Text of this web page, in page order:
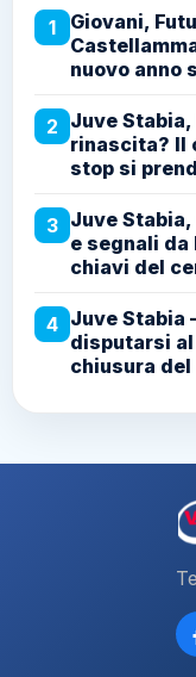
1
Giovani,
nuovo anno
2 Juve
rinascita? Il
stop si
3 Juve
e segnali
chiavi del
4 Juve Stabia
disputarsi al
chiusura